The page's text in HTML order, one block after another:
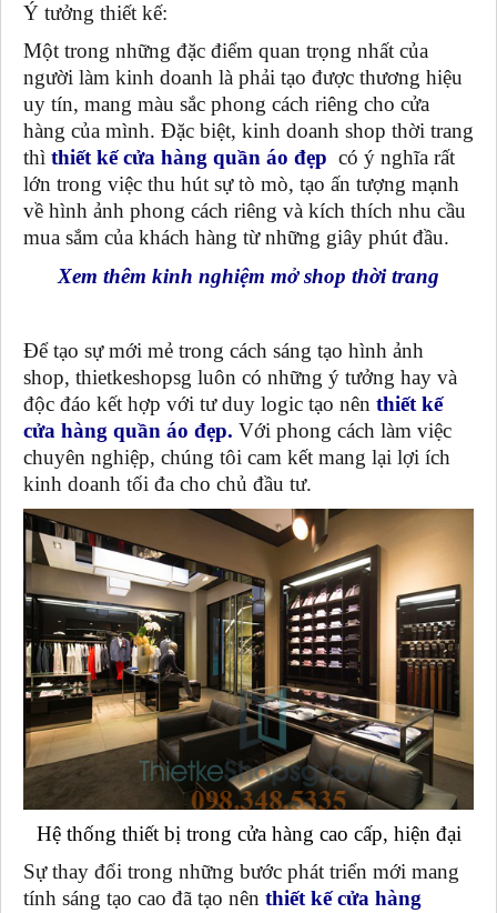
Ý tưởng thiết kế:
Một trong những đặc điểm quan trọng nhất của
người làm kinh doanh là phải tạo được thương hiệu
uy tín, mang màu sắc phong cách riêng cho cửa
hàng của mình. Đặc biệt, kinh doanh shop thời trang
thì thiết kế cửa hàng quần áo đẹp có ý nghĩa rất
lớn trong việc thu hút sự tò mò, tạo ấn tượng mạnh
về hình ảnh phong cách riêng và kích thích nhu cầu
mua sắm của khách hàng từ những giây phút đầu.
Xem thêm kinh nghiệm mở shop thời trang
Để tạo sự mới mẻ trong cách sáng tạo hình ảnh
shop, thietkeshopsg luôn có những ý tưởng hay và
độc đáo kết hợp với tư duy logic tạo nên thiết kế
cửa hàng quần áo đẹp. Với phong cách làm việc
chuyên nghiệp, chúng tôi cam kết mang lại lợi ích
kinh doanh tối đa cho chủ đầu tư.
Hệ thống thiết bị trong cửa hàng cao cấp, hiện đại
Sự thay đổi trong những bước phát triển mới mang
tính sáng tạo cao đã tạo nên thiết kế cửa hàng